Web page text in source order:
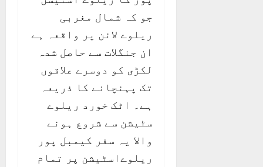
جو کہ شمال مغربی
ریلوے لائن پر واقعہ ہے
ان جنگلات سے حاصل شدہ
لکڑی کو دوسرے علاقوں
تک پہنچانے کا ذریعہ
ہے۔ اٹک خورد ریلوے
سٹیشن سے شروع ہونے
والا یہ سفر کیمبل پور
ریلوےاسٹیشن پر تمام